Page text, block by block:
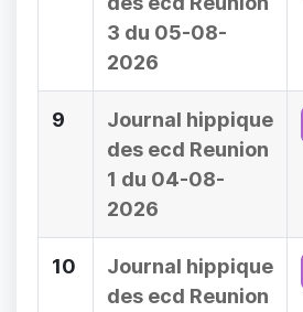
3 du 05-08-
2026
9
Journal hippique
des ecd Reunion
1 du 04-08-
2026
10
Journal hippique
des ecd Reunion